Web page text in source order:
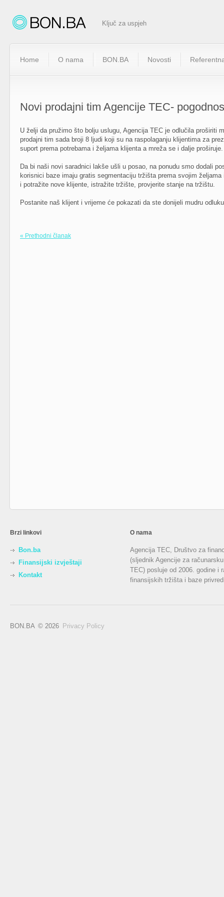
Ključ za uspjeh
Home O nama BON.BA Novosti
Novi prodajni tim Agencije TEC-
U želji da pružimo što bolju uslugu, Agencija TEC je odlučila proširiti
prodajni tim sada broji 8 ljudi koji su na raspolaganju klijentima za
suport prema potrebama i željama klijenta a mreža se i dalje proširuje.
Da bi naši novi saradnici lakše ušli u posao, na ponudu smo dodali
korisnici baze imaju gratis segmentaciju tržišta prema svojim
i potražite nove klijente, istražite tržište, provjerite stanje na tržištu.
Postanite naš klijent i vrijeme će pokazati da ste donijeli mudru
« Prethodni članak
Brzi linkovi
Bon.ba
Finansijski izvještaji
Kontakt
O nama
Agencija TEC, Društvo za
(sljednik Agencije za
TEC) posluje od 2006. godine i
finansijskih tržišta i baze
BON.BA © 2026 Privacy Policy